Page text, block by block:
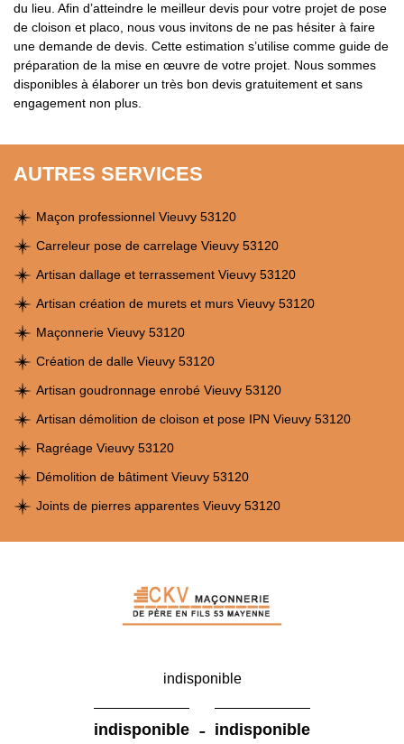
du lieu. Afin d’atteindre le meilleur devis pour votre projet de pose
de cloison et placo, nous vous invitons de ne pas hésiter à faire
une demande de devis. Cette estimation s’utilise comme guide de
préparation de la mise en œuvre de votre projet. Nous sommes
disponibles à élaborer un très bon devis gratuitement et sans
engagement non plus.
AUTRES SERVICES
Maçon professionnel Vieuvy 53120
Carreleur pose de carrelage Vieuvy 53120
Artisan dallage et terrassement Vieuvy 53120
Artisan création de murets et murs Vieuvy 53120
Maçonnerie Vieuvy 53120
Création de dalle Vieuvy 53120
Artisan goudronnage enrobé Vieuvy 53120
Artisan démolition de cloison et pose IPN Vieuvy 53120
Ragréage Vieuvy 53120
Démolition de bâtiment Vieuvy 53120
Joints de pierres apparentes Vieuvy 53120
indisponible
indisponible - indisponible